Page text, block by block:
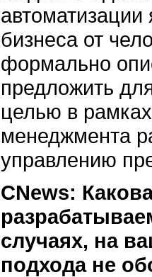
бизнеса от
формально
предложить
целью в
менеджмента
управлению
CNews:
случаях, на
подхода не